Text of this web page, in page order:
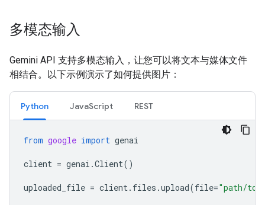
多模态输入
Gemini API 支持多模态输入，让您可以将文本与媒体文件
相结合。以下示例演示了如何提供图片：
Python JavaScript REST
from google import genai
client = genai .Client()
uploaded_file = client. files .upload(file="path/to/